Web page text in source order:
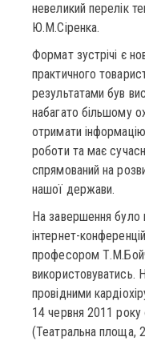
невеликий перелік
Ю.М.Сіренка.
Формат зустрічі є
практичного
результатами був
набагато більшому
отримати
роботи та має
спрямований на
нашої держави.
На завершення
інтернет-
професором
використовуватись.
провідними
14 червня 2011
(Театральна площа,